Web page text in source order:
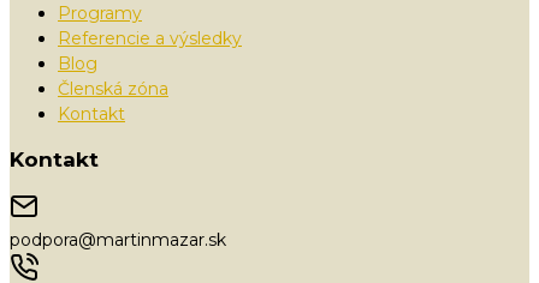
Programy
Referencie a výsledky
Blog
Členská zóna
Kontakt
Kontakt
podpora@martinmazar.sk